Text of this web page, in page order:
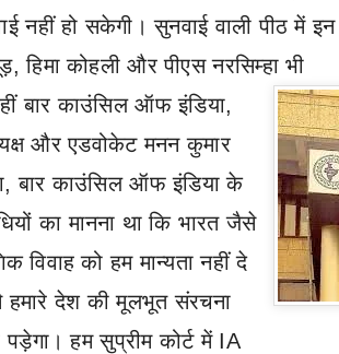
नहीं हो सकेगी। सुनवाई वाली पीठ में
,हिमा कोहली और पीएस नरसिम्हा भी
बार काउंसिल ऑफ इंडिया,
और एडवोकेट मनन कुमार
,बार काउंसिल ऑफ इंडिया के
का मानना था कि भारत जैसे
विवाह को हम मान्यता नहीं दे
देश की मूलभूत संरचना
हम सुप्रीम कोर्ट में IA